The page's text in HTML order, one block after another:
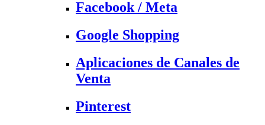
Facebook / Meta
Google Shopping
Aplicaciones de Canales de
Venta
Pinterest